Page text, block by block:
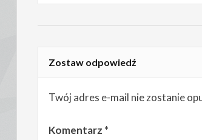
Zostaw odpowiedź
Twój adres e-mail nie zostanie
Komentarz *